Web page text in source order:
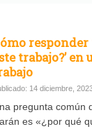
responder
trabajo?’
14 diciembre,
pregunta común
es «¿por qué